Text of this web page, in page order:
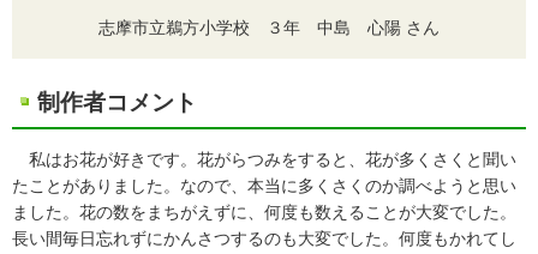
志摩市立鵜方小学校 ３年 中島 心陽 さん
制作者コメント
私はお花が好きです。花がらつみをすると、花が多くさくと聞い
たことがありました。なので、本当に多くさくのか調べようと思い
ました。花の数をまちがえずに、何度も数えることが大変でした。
長い間毎日忘れずにかんさつするのも大変でした。何度もかれてし